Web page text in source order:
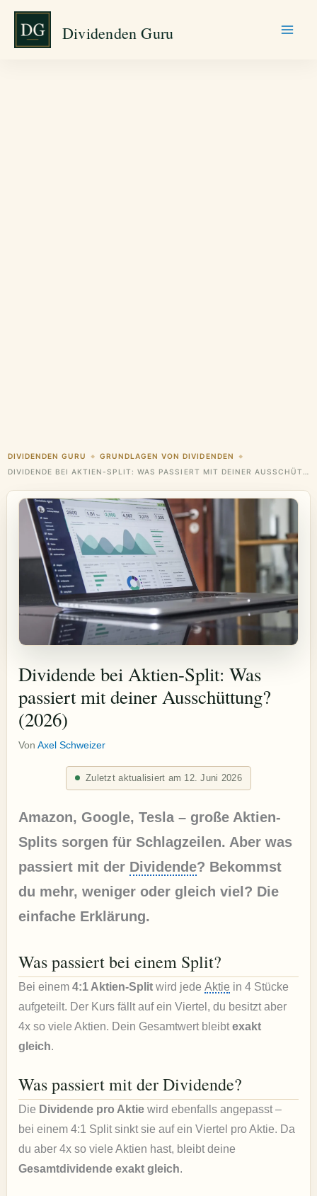
Zum
springen
Dividenden Guru
DIVIDENDEN GURU ◆ GRUNDLAGEN VON DIVIDENDEN ◆
DIVIDENDE BEI AKTIEN-SPLIT: WAS PASSIERT MIT DEINER AUSSCHÜTTUNG? (2026)
Dividende bei Aktien-Split: Was
passiert mit deiner Ausschüttung?
(2026)
Von Axel Schweizer
Zuletzt aktualisiert am 12. Juni 2026
Amazon, Google, Tesla – große Aktien-
Splits sorgen für Schlagzeilen. Aber was
passiert mit der Dividende? Bekommst
du mehr, weniger oder gleich viel? Die
einfache Erklärung.
Was passiert bei einem Split?
Bei einem 4:1 Aktien-Splitwird jede Aktie in 4 Stücke
aufgeteilt. Der Kurs fällt auf ein Viertel, du besitzt aber
4x so viele Aktien. Dein Gesamtwert bleibtexakt
gleich.
Was passiert mit der Dividende?
Die Dividende pro Aktiewird ebenfalls angepasst –
bei einem 4:1 Split sinkt sie auf ein Viertel pro Aktie. Da
du aber 4x so viele Aktien hast, bleibt deine
Gesamtdividende exakt gleich.